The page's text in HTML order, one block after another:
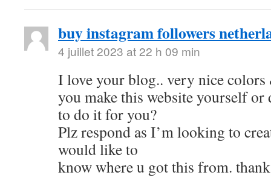
buy instagram followers
4 juillet 2023 at 22 h 09 min
I love your blog.. very nice
you make this website yourself or
to do it for you?
Plz respond as I’m looking to
would like to
know where u got this from.